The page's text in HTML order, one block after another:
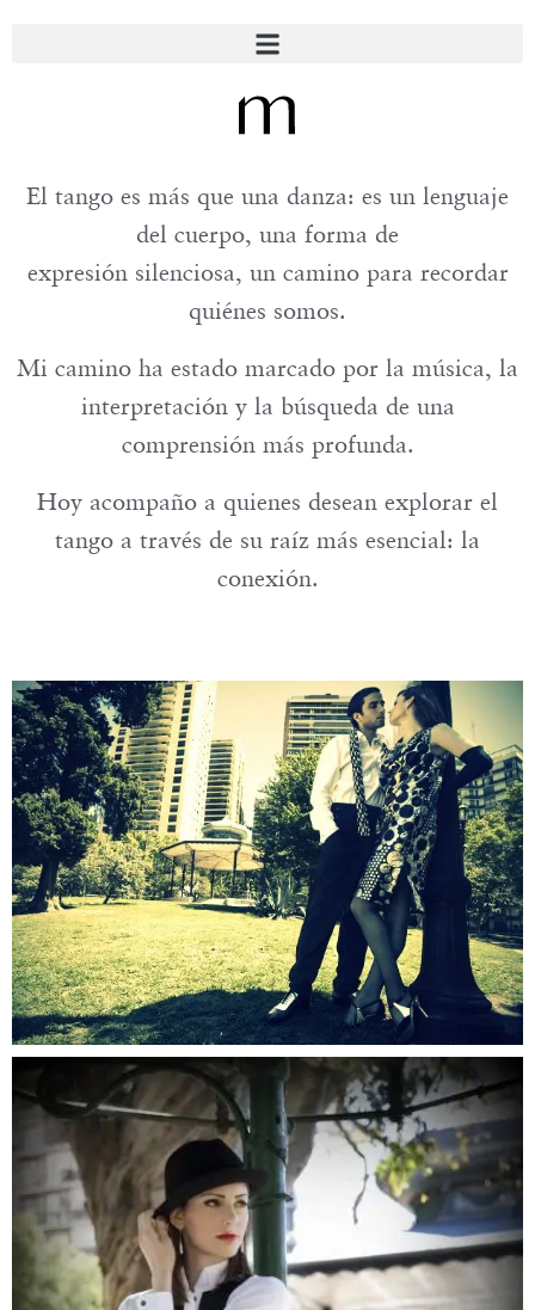
El tango es más que una danza: es un lenguaje
del cuerpo, una forma de
expresión silenciosa, un camino para recordar
quiénes somos.
Mi camino ha estado marcado por la música, la
interpretación y la búsqueda de una
comprensión más profunda.
Hoy acompaño a quienes desean explorar el
tango a través de su raíz más esencial: la
conexión.